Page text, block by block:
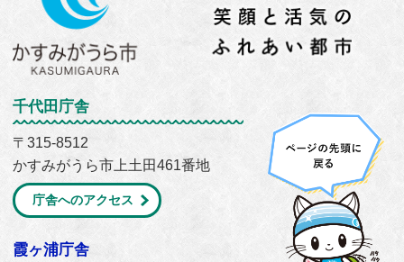
千代田庁舎
〒315-8512
かすみがうら市上土田461番地
庁舎へのアクセス
霞ヶ浦庁舎